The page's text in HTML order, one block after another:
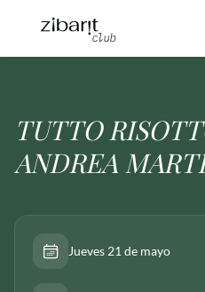
TUTTO
ANDREA
Jueves 21 de mayo